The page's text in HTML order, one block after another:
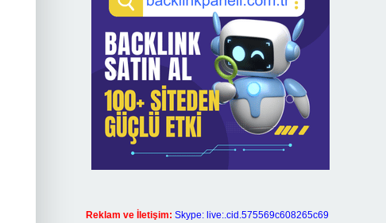
Reklam ve İletişim: Skype: live:.cid.575569c608265c69